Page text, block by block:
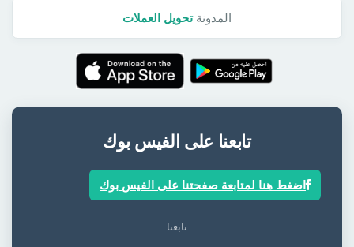
المدونةتحويل العملات
تابعنا على الفيس بوك
اضغط هنا لمتابعة صفحتنا على الفيس بوك
تابعنا